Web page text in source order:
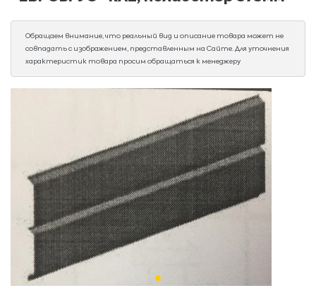
Обращаем внимание, что реальный вид и описание товара может не
совпадать с изображением, представленным на Сайте. Для уточнения
характеристик товара просим обращаться к менеджеру